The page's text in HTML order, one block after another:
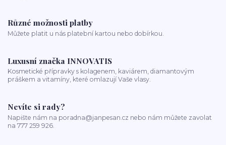
Různé možnosti platby
Můžete platit u nás platební kartou nebo dobírkou.
Luxusní značka INNOVATIS
Kosmetické přípravky s kolagenem, kaviárem, diamantovým
práškem a vitamíny, které omlazují Vaše vlasy.
Nevíte si rady?
Napište nám na poradna@janpesan.cz nebo nám můžete zavolat
na 777 259 926.